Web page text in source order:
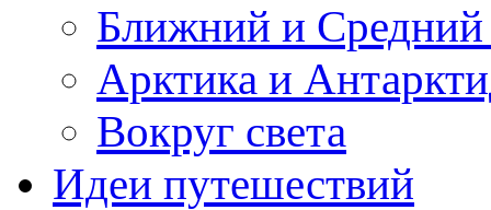
Ближний и Средний
Арктика и
Вокруг света
Идеи путешествий